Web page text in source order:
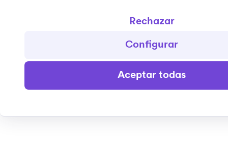
Rechazar
Configurar
Aceptar todas